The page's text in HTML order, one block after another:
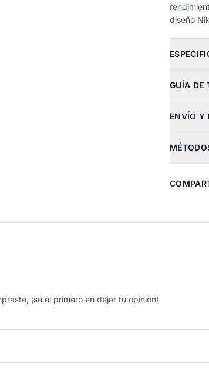
diseño
GUÍA DE
ENVÍO Y
¡sé el primero en dejar tu opinión!